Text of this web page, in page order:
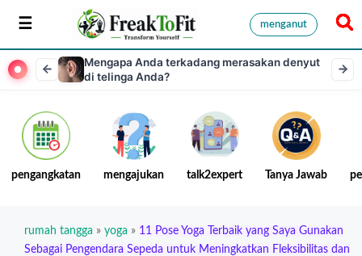
menganut
Mengapa Anda terkadang merasakan denyut
di telinga Anda?
pengangkatan mengajukan talk2expert Tanya Jawab
rumah tangga » yoga » 11 Pose Yoga Terbaik yang Saya Gunakan
Sebagai Pengendara Sepeda untuk Meningkatkan Fleksibilitas dan